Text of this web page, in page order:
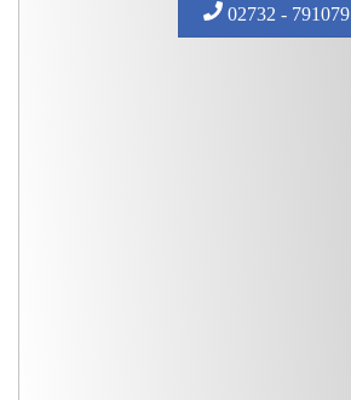
02732 - 791079